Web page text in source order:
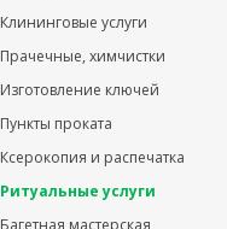
Клининговые услуги
Прачечные, химчистки
Изготовление ключей
Пункты проката
Ксерокопия и распечатка
Ритуальные услуги
Багетная мастерская